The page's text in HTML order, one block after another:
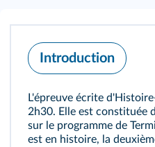
Introduction
L'épreuve écrite
2h30. Elle est constituée
sur le programme de
est en histoire, la